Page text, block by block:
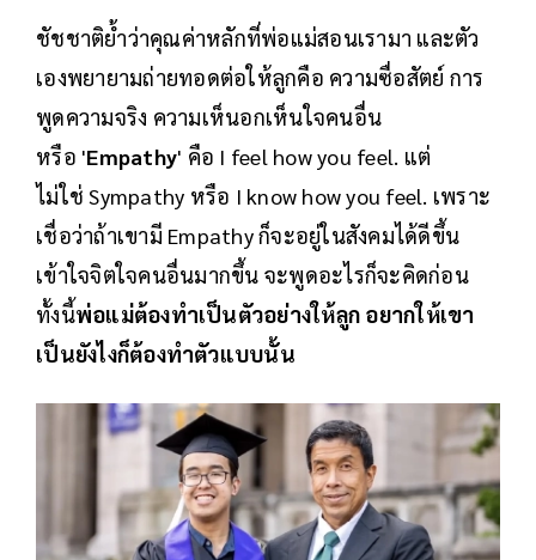
ชัชชาติย้ำว่าคุณค่าหลักที่พ่อแม่สอนเรามา และตัว
เองพยายามถ่ายทอดต่อให้ลูกคือ ความซื่อสัตย์ การ
พูดความจริง ความเห็นอกเห็นใจคนอื่น
หรือ 'Empathy' คือ I feel how you feel. แต่
ไม่ใช่ Sympathy หรือ I know how you feel. เพราะ
เชื่อว่าถ้าเขามี Empathy ก็จะอยู่ในสังคมได้ดีขึ้น
เข้าใจจิตใจคนอื่นมากขึ้น จะพูดอะไรก็จะคิดก่อน
ทั้งนี้พ่อแม่ต้องทำเป็นตัวอย่างให้ลูก อยากให้เขา
เป็นยังไงก็ต้องทำตัวแบบนั้น